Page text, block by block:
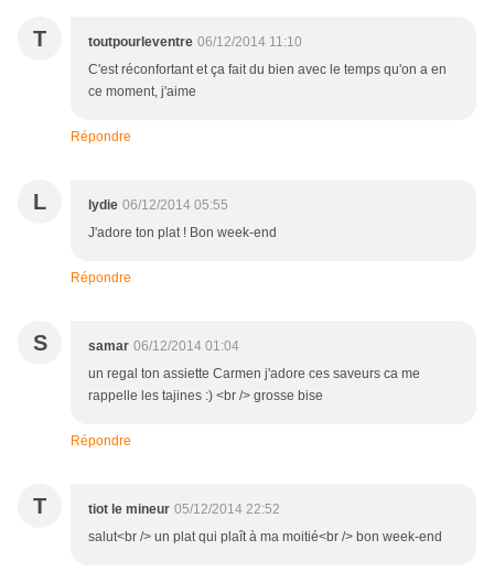
T toutpourleventre 06/12/2014 11:10
C'est réconfortant et ça fait du bien avec le temps qu'on a en
ce moment, j'aime
Répondre
L lydie 06/12/2014 05:55
J'adore ton plat ! Bon week-end
Répondre
S samar 06/12/2014 01:04
un regal ton assiette Carmen j'adore ces saveurs ca me
rappelle les tajines :) <br /> grosse bise
Répondre
T tiot le mineur 05/12/2014 22:52
salut<br /> un plat qui plaît à ma moitié<br /> bon week-end